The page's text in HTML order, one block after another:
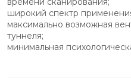
широкий спектр
максимально возможная
туннеля;
минимальная